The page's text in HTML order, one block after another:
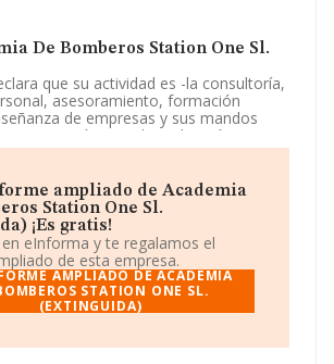
De Bomberos Station One Sl.
que su actividad es -la consultoría,
asesoramiento, formación
de empresas y sus mandos
así como, la realización,
y ejecución de conferencias,
Sociedad Limitada. La actividad de
corresponde a 'Actividades de las
cuyo Código es 7810. La
actividad en mercados exteriores.
de Bomberos Station One
, con NIF B87017737, tiene domicilio
Y Collar núm. 16 Piso 6 D,
ampliado de Academia
Station One Sl.
¡Es gratis!
eInforma y te regalamos el
de esta empresa.
AMPLIADO DE ACADEMIA
STATION ONE SL.
(EXTINGUIDA)